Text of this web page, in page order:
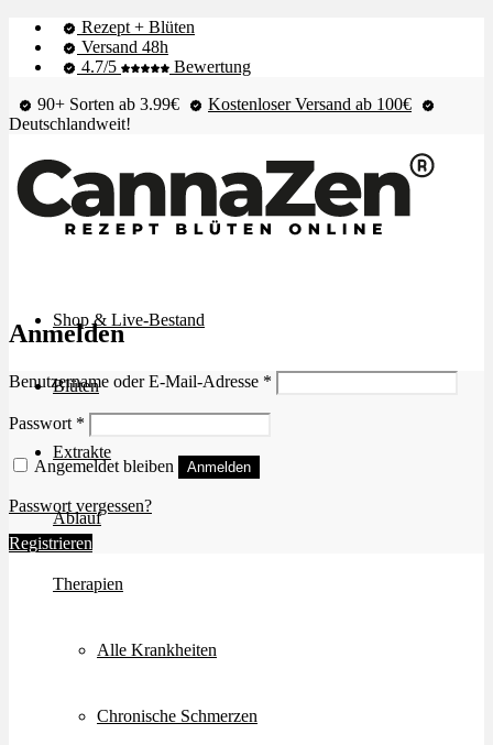
Rezept + Blüten
Versand 48h
4.7/5
Bewertung
90+ Sorten ab 3.99€
Kostenloser Versand ab 100€
Deutschlandweit!
Shop & Live-Bestand
Blüten
Extrakte
Ablauf
Therapien
Alle Krankheiten
Chronische Schmerzen
Anmelden
Benutzername oder E-Mail-Adresse * Erforderlich
Passwort * Erforderlich
Angemeldet bleiben Anmelden
Passwort vergessen?
Registrieren